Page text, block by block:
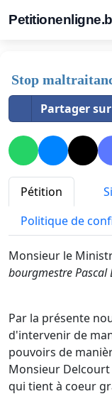
Stop
Partager
Pétition
Politique de
Monsieur le
bourgmestre Pascal
Par la présente
d'intervenir de
pouvoirs de
Monsieur Delcourt
qui tient à coeur